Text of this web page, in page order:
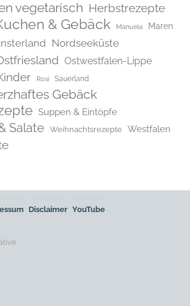
vegetarisch Herbstrezepte
& Gebäck Manuela Maren
Nordseeküste
Ostwestfalen-Lippe
Rosi Sauerland
Gebäck
Suppen & Eintöpfe
Salate Weihnachtsrezepte Westfalen
Disclaimer YouTube